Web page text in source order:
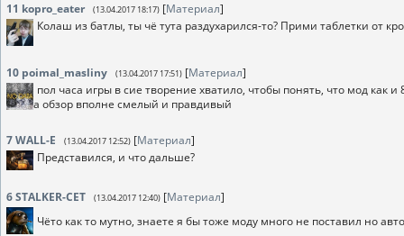
11 kopro_eater (13.04.2017 18:17) [Материал]
Колаш из батлы, ты чё тута раздухарился-то? Прими таблетки от
10 poimal_masliny (13.04.2017 17:51) [Материал]
пол часа игры в сие творение хватило, чтобы понять, что мод как
а обзор вполне смелый и правдивый
7WALL-E (13.04.2017 12:52) [Материал]
Представился, и что дальше?
6STALKER-CET (13.04.2017 12:40) [Материал]
Чёто как то мутно, знаете я бы тоже моду много не поставил но